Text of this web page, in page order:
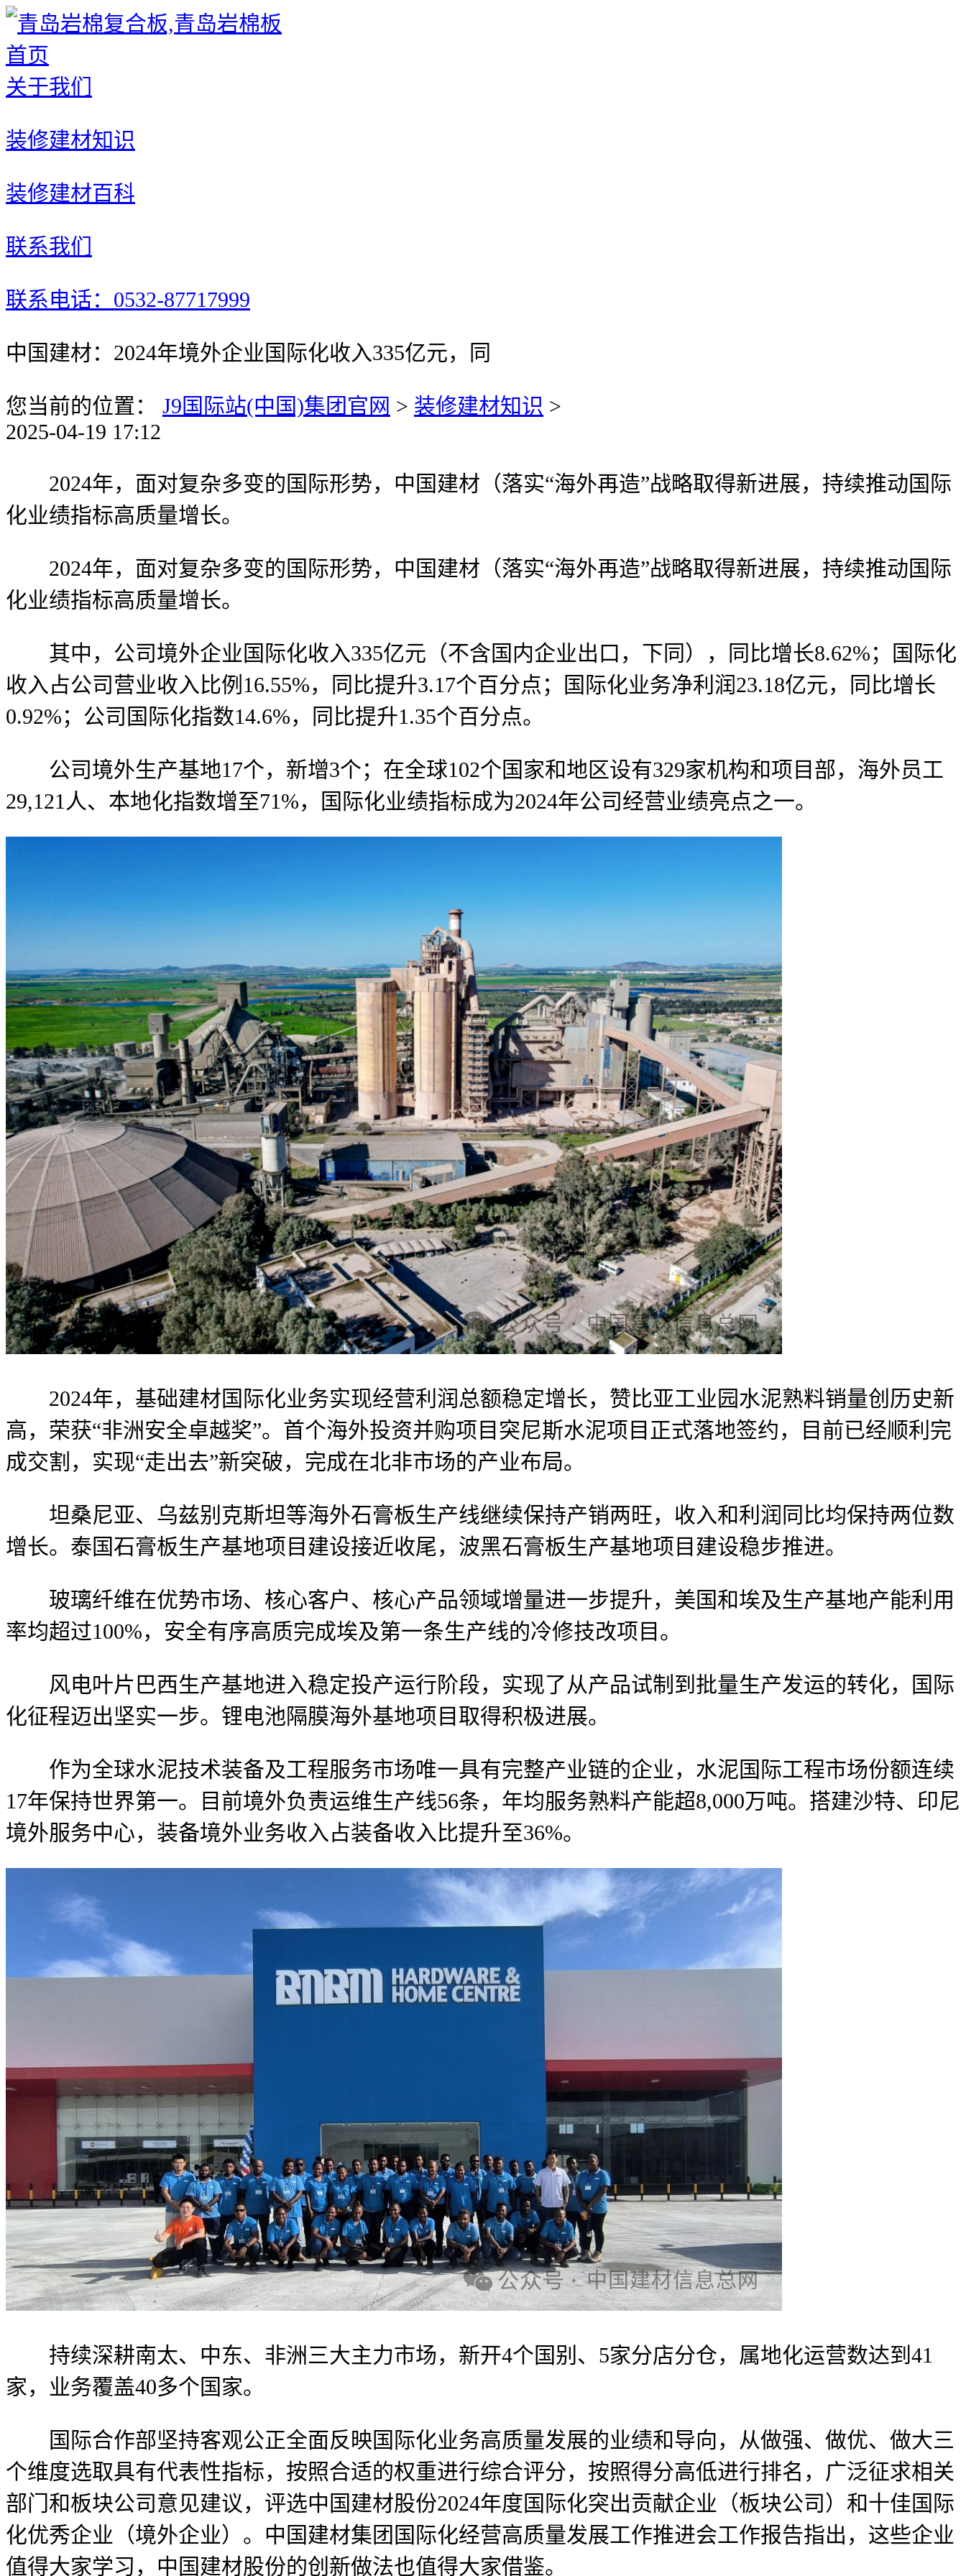
首页
关于我们
装修建材知识
装修建材百科
联系我们
联系电话：0532-87717999
中国建材：2024年境外企业国际化收入335亿元，同
您当前的位置： J9国际站(中国)集团官网 > 装修建材知识 >
2025-04-19 17:12
2024年，面对复杂多变的国际形势，中国建材（落实“海外再造”战略取得新进展，持续推动国际
化业绩指标高质量增长。
2024年，面对复杂多变的国际形势，中国建材（落实“海外再造”战略取得新进展，持续推动国际
化业绩指标高质量增长。
其中，公司境外企业国际化收入335亿元（不含国内企业出口，下同），同比增长8.62%；国际化
收入占公司营业收入比例16.55%，同比提升3.17个百分点；国际化业务净利润23.18亿元，同比增长
0.92%；公司国际化指数14.6%，同比提升1.35个百分点。
公司境外生产基地17个，新增3个；在全球102个国家和地区设有329家机构和项目部，海外员工
29,121人、本地化指数增至71%，国际化业绩指标成为2024年公司经营业绩亮点之一。
2024年，基础建材国际化业务实现经营利润总额稳定增长，赞比亚工业园水泥熟料销量创历史新
高，荣获“非洲安全卓越奖”。首个海外投资并购项目突尼斯水泥项目正式落地签约，目前已经顺利完
成交割，实现“走出去”新突破，完成在北非市场的产业布局。
坦桑尼亚、乌兹别克斯坦等海外石膏板生产线继续保持产销两旺，收入和利润同比均保持两位数
增长。泰国石膏板生产基地项目建设接近收尾，波黑石膏板生产基地项目建设稳步推进。
玻璃纤维在优势市场、核心客户、核心产品领域增量进一步提升，美国和埃及生产基地产能利用
率均超过100%，安全有序高质完成埃及第一条生产线的冷修技改项目。
风电叶片巴西生产基地进入稳定投产运行阶段，实现了从产品试制到批量生产发运的转化，国际
化征程迈出坚实一步。锂电池隔膜海外基地项目取得积极进展。
作为全球水泥技术装备及工程服务市场唯一具有完整产业链的企业，水泥国际工程市场份额连续
17年保持世界第一。目前境外负责运维生产线56条，年均服务熟料产能超8,000万吨。搭建沙特、印尼
境外服务中心，装备境外业务收入占装备收入比提升至36%。
持续深耕南太、中东、非洲三大主力市场，新开4个国别、5家分店分仓，属地化运营数达到41
家，业务覆盖40多个国家。
国际合作部坚持客观公正全面反映国际化业务高质量发展的业绩和导向，从做强、做优、做大三
个维度选取具有代表性指标，按照合适的权重进行综合评分，按照得分高低进行排名，广泛征求相关
部门和板块公司意见建议，评选中国建材股份2024年度国际化突出贡献企业（板块公司）和十佳国际
化优秀企业（境外企业）。中国建材集团国际化经营高质量发展工作推进会工作报告指出，这些企业
值得大家学习，中国建材股份的创新做法也值得大家借鉴。